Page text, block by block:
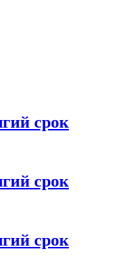
срок
срок
срок